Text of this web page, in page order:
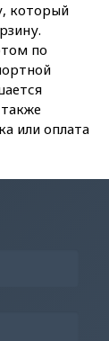
который
по
или оплата